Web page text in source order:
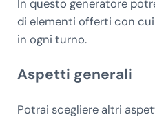
In questo generatore
di elementi offerti con
in ogni turno.
Aspetti generali
Potrai scegliere altri